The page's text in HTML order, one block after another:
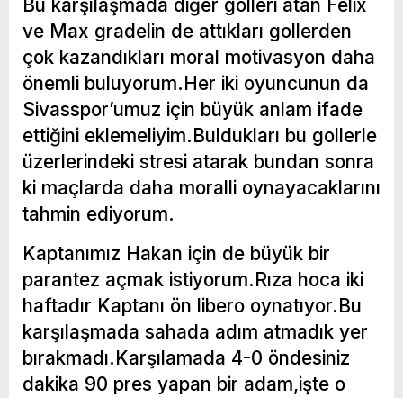
Bu karşılaşmada diğer golleri atan Felix
ve Max gradelin de attıkları gollerden
çok kazandıkları moral motivasyon daha
önemli buluyorum.Her iki oyuncunun da
Sivasspor’umuz için büyük anlam ifade
ettiğini eklemeliyim.Buldukları bu gollerle
üzerlerindeki stresi atarak bundan sonra
ki maçlarda daha moralli oynayacaklarını
tahmin ediyorum.
Kaptanımız Hakan için de büyük bir
parantez açmak istiyorum.Rıza hoca iki
haftadır Kaptanı ön libero oynatıyor.Bu
karşılaşmada sahada adım atmadık yer
bırakmadı.Karşılamada 4-0 öndesiniz
dakika 90 pres yapan bir adam,işte o